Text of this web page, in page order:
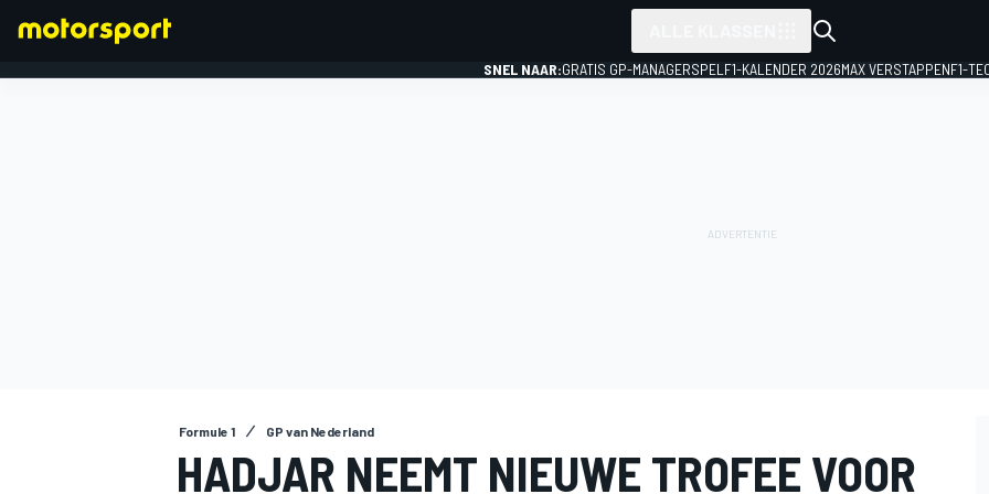
SNEL NAAR:GRATIS GP-MANAGERSPEL F1-KALENDER 2026MAX VERSTAPPENF1-
Formule 1 GP van Nederland
HADJAR NEEMT NIEUWE TROFEE VOOR